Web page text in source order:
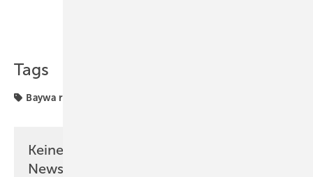
Tags
Baywa r
Keine Zeit? Kein Problem mit dem PV
Newsletter!